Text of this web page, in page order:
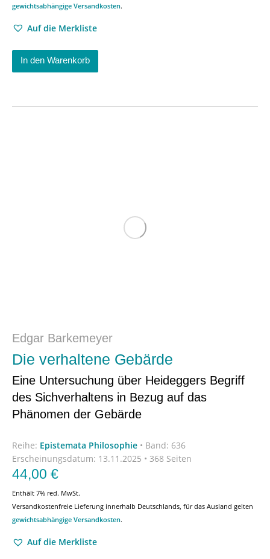
gewichtsabhängige Versandkosten.
Auf die Merkliste
In den Warenkorb
Edgar Barkemeyer
Die verhaltene Gebärde
Eine Untersuchung über Heideggers Begriff
des Sichverhaltens in Bezug auf das
Phänomen der Gebärde
Reihe: Epistemata Philosophie • Band: 636
Erscheinungsdatum: 13.11.2025 • 368 Seiten
44,00 €
Enthält 7% red. MwSt.
Versandkostenfreie Lieferung innerhalb Deutschlands, für das Ausland gelten
gewichtsabhängige Versandkosten.
Auf die Merkliste